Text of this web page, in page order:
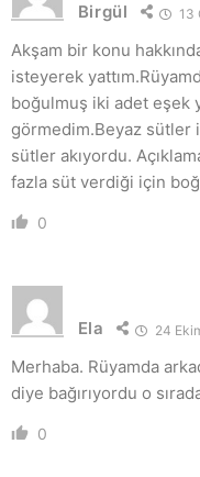
Birgül 13
Akşam bir konu
isteyerek
boğulmuş iki adet eşek
görmedim.Beyaz sütler
sütler akıyordu.
fazla süt verdiği için
0
Ela 24
Merhaba. Rüyamda
diye bağırıyordu o
0